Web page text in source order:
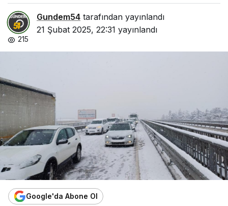
Gundem54 tarafından yayınlandı
21 Şubat 2025, 22:31 yayınlandı
215
Google'da Abone Ol